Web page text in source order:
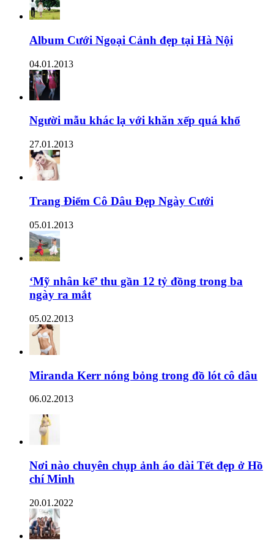
Album Cưới Ngoại Cảnh đẹp tại Hà Nội
04.01.2013
Người mẫu khác lạ với khăn xếp quá khổ
27.01.2013
Trang Điểm Cô Dâu Đẹp Ngày Cưới
05.01.2013
‘Mỹ nhân kế’ thu gần 12 tỷ đồng trong ba
ngày ra mắt
05.02.2013
Miranda Kerr nóng bỏng trong đồ lót cô dâu
06.02.2013
Nơi nào chuyên chụp ảnh áo dài Tết đẹp ở Hồ
chí Minh
20.01.2022